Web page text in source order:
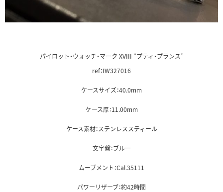
パイロット・ウォッチ・マーク XVIII ”プティ・プランス”
ref：IW327016
ケースサイズ：40.0mm
ケース厚：11.00mm
ケース素材：ステンレススティール
文字盤：ブルー
ムーブメント：Cal.35111
パワーリザーブ：約42時間